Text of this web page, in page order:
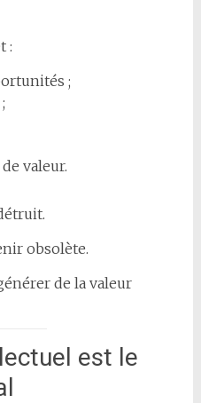
:
;
valeur.
obsolète.
de la valeur
est le